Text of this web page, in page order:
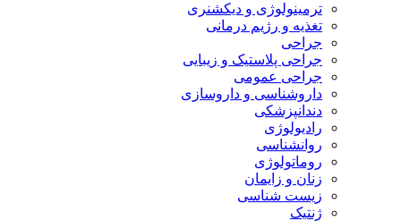
ترمینولوژی و دیکشنری
تغذیه و رژیم درمانی
جراحی
جراحی پلاستیک و زیبایی
جراحی عمومی
داروشناسی و داروسازی
دندانپزشکی
رادیولوژی
روانشناسی
روماتولوژی
زنان و زایمان
زیست شناسی
ژنتیک